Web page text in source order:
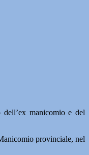
manicomio e del
provinciale, nel